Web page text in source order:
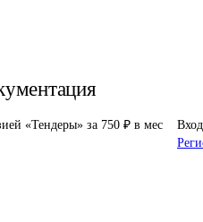
«Тендеры» за 750 ₽ в мес
Вход